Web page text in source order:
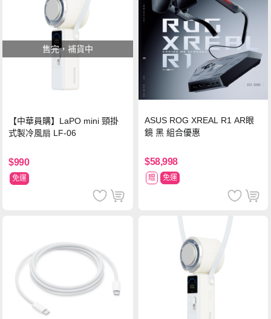
售完，補貨中
【中華員購】LaPO mini 頸掛
式製冷風扇 LF-06
$990
免運
ASUS ROG XREAL R1 AR眼
鏡 黑 組合優惠
$58,998
贈 免運